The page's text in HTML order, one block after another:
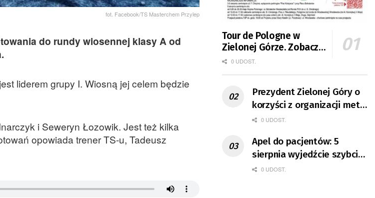
fot. Facebook/TS Masterchem Przylep
do rundy wiosennej klasy A od
liderem grupy I. Wiosną jej celem będzie
i Seweryn Łozowik. Jest też kilka
opowiada trener TS-u, Tadeusz
Tour de Pologne w
Zielonej Górze. Zobacz
zmiany w organizacji
0 UDOST.
Prezydent Zielonej Góry o
korzyści z organizacji mety
Tour de Pologne
0 UDOST.
Apel do pacjentów: 5
sierpnia wyjedźcie szybciej
z domów
0 UDOST.